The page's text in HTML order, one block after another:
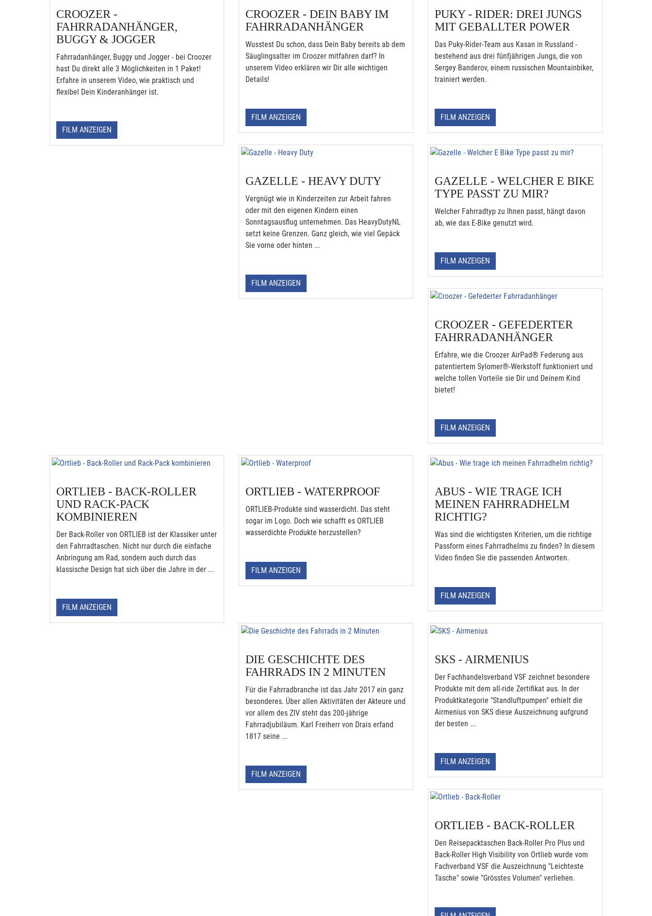
CROOZER -
FAHRRADANHÄNGER,
BUGGY & JOGGER
Fahrradanhänger, Buggy und Jogger - bei Croozer
hast Du direkt alle 3 Möglichkeiten in 1 Paket!
Erfahre in unserem Video, wie praktisch und
flexibel Dein Kinderanhänger ist.
FILM ANZEIGEN
CROOZER - DEIN BABY IM
FAHRRADANHÄNGER
Wusstest Du schon, dass Dein Baby bereits ab dem
Säuglingsalter im Croozer mitfahren darf? In
unserem Video erklären wir Dir alle wichtigen
Details!
FILM ANZEIGEN
PUKY - RIDER: DREI JUNGS
MIT GEBALLTER POWER
Das Puky-Rider-Team aus Kasan in Russland -
bestehend aus drei fünfjährigen Jungs, die von
Sergey Banderov, einem russischen Mountainbiker,
trainiert werden.
FILM ANZEIGEN
GAZELLE - HEAVY DUTY
Vergnügt wie in Kinderzeiten zur Arbeit fahren
oder mit den eigenen Kindern einen
Sonntagsausflug unternehmen. Das HeavyDutyNL
setzt keine Grenzen. Ganz gleich, wie viel Gepäck
Sie vorne oder hinten ...
FILM ANZEIGEN
GAZELLE - WELCHER E BIKE
TYPE PASST ZU MIR?
Welcher Fahrradtyp zu Ihnen passt, hängt davon
ab, wie das E-Bike genutzt wird.
FILM ANZEIGEN
CROOZER - GEFEDERTER
FAHRRADANHÄNGER
Erfahre, wie die Croozer AirPad® Federung aus
patentiertem Sylomer®-Werkstoff funktioniert und
welche tollen Vorteile sie Dir und Deinem Kind
bietet!
FILM ANZEIGEN
ORTLIEB - BACK-ROLLER
UND RACK-PACK
KOMBINIEREN
Der Back-Roller von ORTLIEB ist der Klassiker unter
den Fahrradtaschen. Nicht nur durch die einfache
Anbringung am Rad, sondern auch durch das
klassische Design hat sich über die Jahre in der ...
FILM ANZEIGEN
ORTLIEB - WATERPROOF
ORTLIEB-Produkte sind wasserdicht. Das steht
sogar im Logo. Doch wie schafft es ORTLIEB
wasserdichte Produkte herzustellen?
FILM ANZEIGEN
ABUS - WIE TRAGE ICH
MEINEN FAHRRADHELM
RICHTIG?
Was sind die wichtigsten Kriterien, um die richtige
Passform eines Fahrradhelms zu finden? In diesem
Video finden Sie die passenden Antworten.
FILM ANZEIGEN
DIE GESCHICHTE DES
FAHRRADS IN 2 MINUTEN
Für die Fahrradbranche ist das Jahr 2017 ein ganz
besonderes. Über allen Aktivitäten der Akteure und
vor allem des ZIV steht das 200-jährige
Fahrradjubiläum. Karl Freiherr von Drais erfand
1817 seine ...
FILM ANZEIGEN
SKS - AIRMENIUS
Der Fachhandelsverband VSF zeichnet besondere
Produkte mit dem all-ride Zertifikat aus. In der
Produktkategorie "Standluftpumpen" erhielt die
Airmenius von SKS diese Auszeichnung aufgrund
der besten ...
FILM ANZEIGEN
ORTLIEB - BACK-ROLLER
Den Reisepacktaschen Back-Roller Pro Plus und
Back-Roller High Visibility von Ortlieb wurde vom
Fachverband VSF die Auszeichnung "Leichteste
Tasche" sowie "Grösstes Volumen" verliehen.